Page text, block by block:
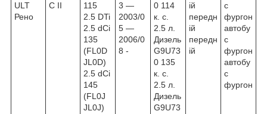
ULT
Рено
C II
115
2.5 DTi
2.5 dCi
135
(FL0D
JL0D)
2.5 dCi
145
(FL0J
JL0J)
3 ―
2003/0
5 ―
2006/0
8 -
0 114
к. с.
2.5 л.
Дизель
G9U73
0 135
к. с.
2.5 л.
Дизель
G9U73
ій
передн
ій
передн
ій
с
фургон
автобу
с
фургон
автобу
с
фургон